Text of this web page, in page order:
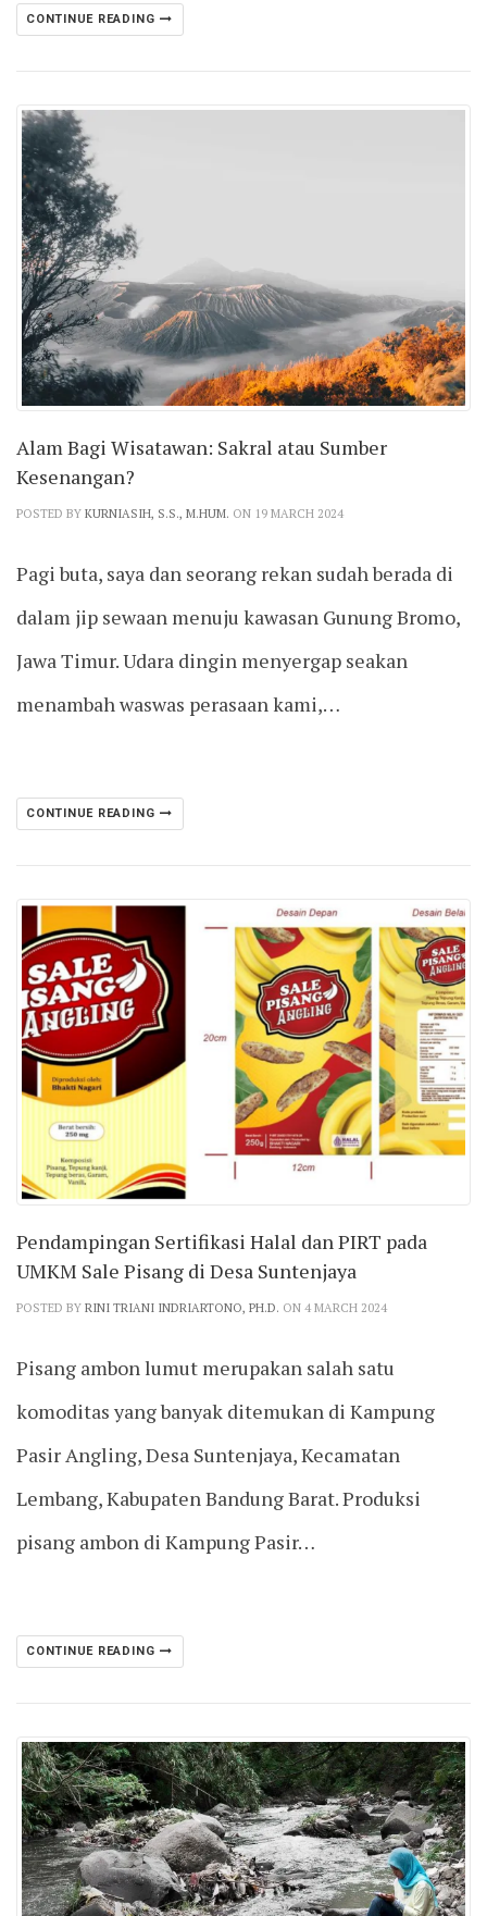
CONTINUE READING
Alam Bagi Wisatawan: Sakral atau Sumber
Kesenangan?
POSTED BY KURNIASIH, S.S., M.HUM. ON 19 MARCH 2024
Pagi buta, saya dan seorang rekan sudah berada di
dalam jip sewaan menuju kawasan Gunung Bromo,
Jawa Timur. Udara dingin menyergap seakan
menambah waswas perasaan kami,…
CONTINUE READING
Pendampingan Sertifikasi Halal dan PIRT pada
UMKM Sale Pisang di Desa Suntenjaya
POSTED BY RINI TRIANI INDRIARTONO, PH.D. ON 4 MARCH 2024
Pisang ambon lumut merupakan salah satu
komoditas yang banyak ditemukan di Kampung
Pasir Angling, Desa Suntenjaya, Kecamatan
Lembang, Kabupaten Bandung Barat. Produksi
pisang ambon di Kampung Pasir…
CONTINUE READING